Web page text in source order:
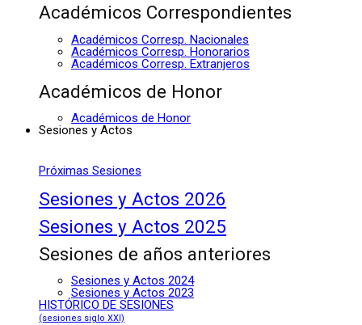
Académicos Correspondientes
Académicos Corresp. Nacionales
Académicos Corresp. Honorarios
Académicos Corresp. Extranjeros
Académicos de Honor
Académicos de Honor
Sesiones y Actos
Próximas Sesiones
Sesiones y Actos 2026
Sesiones y Actos 2025
Sesiones de años anteriores
Sesiones y Actos 2024
Sesiones y Actos 2023
HISTÓRICO DE SESIONES
(sesiones siglo XXI)